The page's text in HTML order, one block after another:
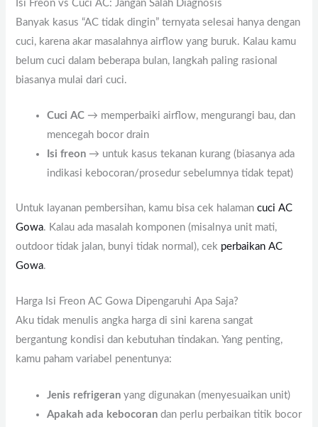
Isi Freon vs Cuci AC: Jangan Salah Diagnosis
Banyak kasus “AC tidak dingin” ternyata selesai hanya dengan
cuci, karena akar masalahnya airflow yang buruk. Kalau kamu
belum cuci dalam beberapa bulan, langkah paling rasional
biasanya mulai dari cuci.
Cuci AC → memperbaiki airflow, mengurangi bau, dan
mencegah bocor drain
Isi freon → untuk kasus tekanan kurang (biasanya ada
indikasi kebocoran/prosedur sebelumnya tidak tepat)
Untuk layanan pembersihan, kamu bisa cek halamancuci AC
Gowa. Kalau ada masalah komponen (misalnya unit mati,
outdoor tidak jalan, bunyi tidak normal), cek perbaikan AC
Gowa.
Harga Isi Freon AC Gowa Dipengaruhi Apa Saja?
Aku tidak menulis angka harga di sini karena sangat
bergantung kondisi dan kebutuhan tindakan. Yang penting,
kamu paham variabel penentunya:
Jenis refrigeran yang digunakan (menyesuaikan unit)
Apakah ada kebocoran dan perlu perbaikan titik bocor